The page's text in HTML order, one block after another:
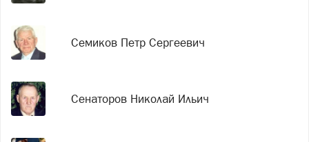
Семиков Петр Сергеевич
Сенаторов Николай Ильич